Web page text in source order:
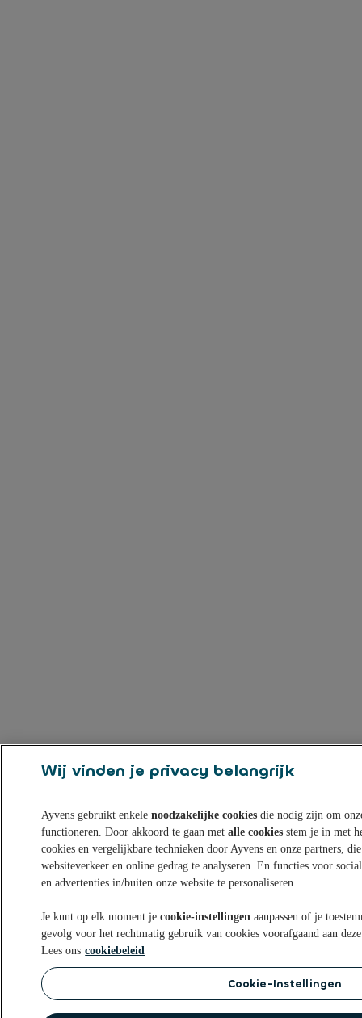
Wij vinden je privacy belangrijk
Ayvens gebruikt enkelenoodzakelijke cookies die nodig zijn om
functioneren. Door akkoord te gaan metalle cookies stem je in met
cookies en vergelijkbare technieken door Ayvens en onze partners,
websiteverkeer en online gedrag te analyseren. En functies voor
en advertenties in/buiten onze website te personaliseren.
Je kunt op elk moment jecookie-instellingen aanpassen of je
gevolg voor het rechtmatig gebruik van cookies voorafgaand aan
Lees ons cookiebeleid
Cookie-Instellingen